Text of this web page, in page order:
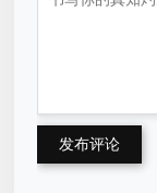
发布评论